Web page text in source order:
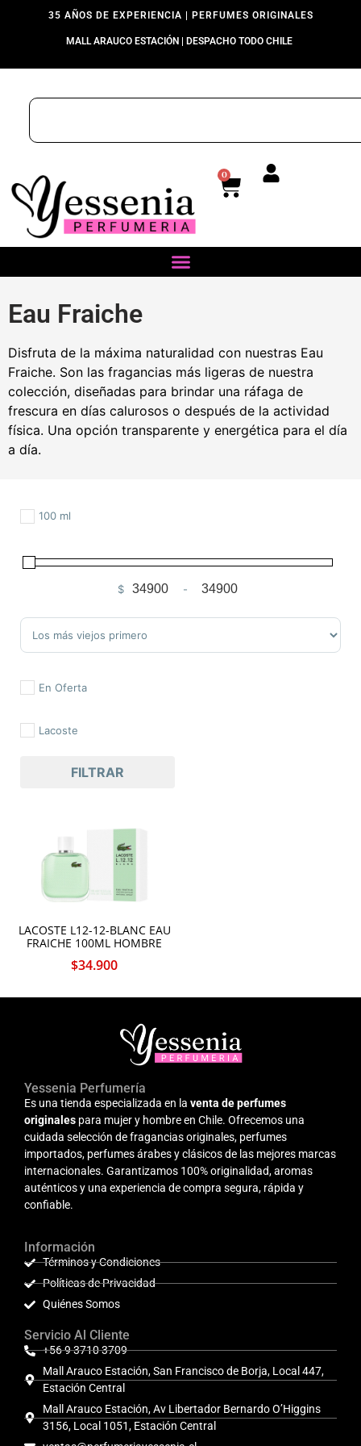
35 AÑOS DE EXPERIENCIA | PERFUMES ORIGINALES
MALL ARAUCO ESTACIÓN | DESPACHO TODO CHILE
0
Eau Fraiche
Disfruta de la máxima naturalidad con nuestras Eau
Fraiche. Son las fragancias más ligeras de nuestra
colección, diseñadas para brindar una ráfaga de
frescura en días calurosos o después de la actividad
física. Una opción transparente y energética para el día
a día.
100 ml
$ Minimum Price
-Maximum Price
Sort Products
En Oferta
Lacoste
FILTRAR
LACOSTE L12-12-BLANC EAU
FRAICHE 100ML HOMBRE
$34.900
Yessenia Perfumería
Es una tienda especializada en la venta de perfumes
originales para mujer y hombre en Chile. Ofrecemos una
cuidada selección de fragancias originales, perfumes
importados, perfumes árabes y clásicos de las mejores marcas
internacionales. Garantizamos 100% originalidad, aromas
auténticos y una experiencia de compra segura, rápida y
confiable.
Información
Términos y Condiciones
Políticas de Privacidad
Quiénes Somos
Servicio Al Cliente
+56 9 3710 3709
Mall Arauco Estación, San Francisco de Borja, Local 447,
Estación Central
Mall Arauco Estación, Av Libertador Bernardo O’Higgins
3156, Local 1051, Estación Central